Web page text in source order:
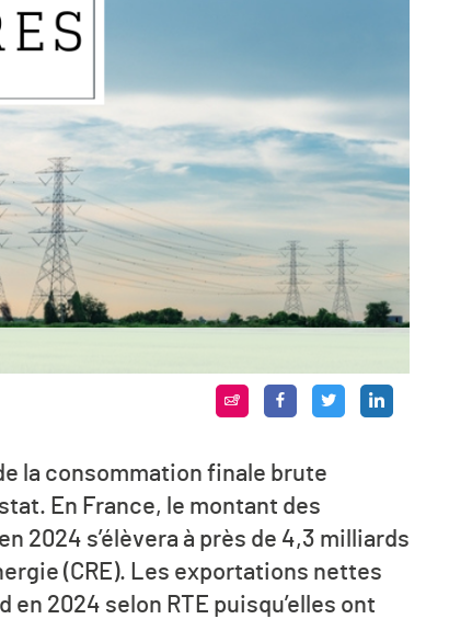
la consommation finale brute
En France, le montant des
2024 s’élèvera à près de 4,3 milliards
(CRE). Les exportations nettes
2024 selon RTE puisqu’elles ont